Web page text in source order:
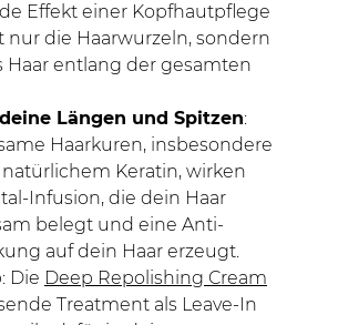
Effekt einer Kopfhautpflege
nur die Haarwurzeln, sondern
Haar entlang der gesamten
Längen und Spitzen:
Haarkuren, insbesondere
Keratin, wirken
Infusion, die dein Haar
belegt und eine Anti-
auf dein Haar erzeugt.
Die Deep Repolishing Cream
Treatment als Leave-In